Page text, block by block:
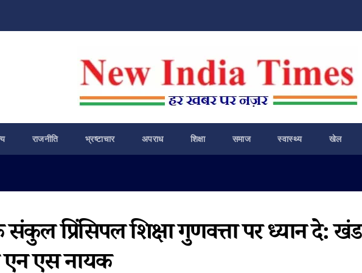
राजनीति भ्रष्टाचार अपराध शिक्षा समाज स्वास्थ्य खेल
प्रिंसिपल शिक्षा गुणवत्ता पर ध्यान दे: खंड
एन एस नायक